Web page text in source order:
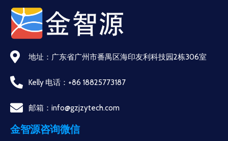
地址：广东省广州市番禺区海印友利科技园2栋306室
Kelly 电话：+86 18825773187
邮箱：info@gzjzytech.com
金智源咨询微信